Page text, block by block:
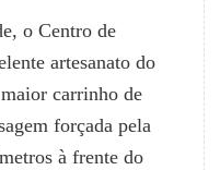
o Centro de
artesanato do
carrinho de
forçada pela
à frente do